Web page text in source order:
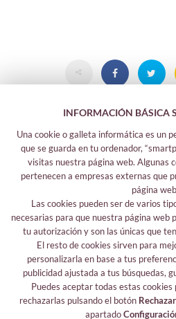
Legal
Legal
Your safety
Privacy
Cookies
Follow
INFORMACIÓN BÁSICA
Una cookie o galleta informática es un
que se guarda en tu ordenador,
visitas nuestra página web. Algunas
pertenecen a empresas externas que
página
Las cookies pueden ser de varios
necesarias para que nuestra página web
tu autorización y son las únicas que
El resto de cookies sirven para
personalizarla en base a tus
publicidad ajustada a tus búsquedas,
Puedes aceptar todas estas cookies
rechazarlas pulsando el botón Rechazar
apartado